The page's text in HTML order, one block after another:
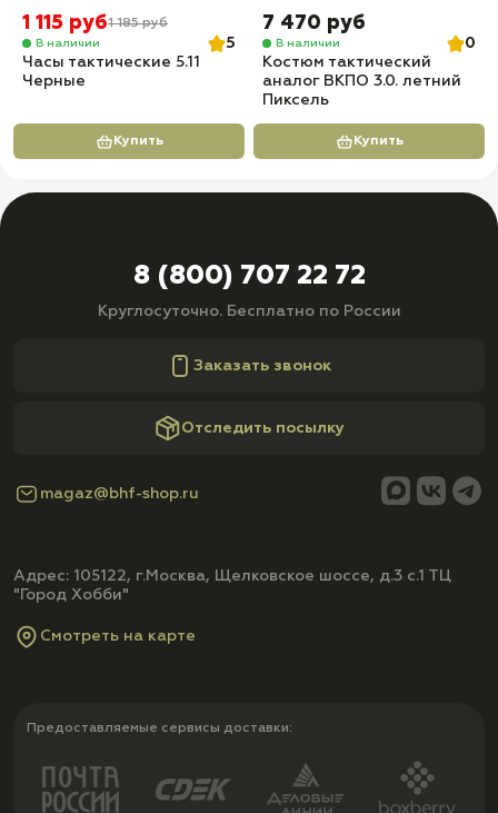
1 115 руб1 185 руб
В наличии
5
Часы тактические 5.11
Черные
Купить
7 470 руб
В наличии
0
Костюм тактический
аналог ВКПО 3.0. летний
Пиксель
Купить
8 (800) 707 22 72
Круглосуточно. Бесплатно по России
Заказать звонок
Отследить посылку
magaz@bhf-shop.ru
Адрес: 105122, г.Москва, Щелковское шоссе, д.3 с.1 ТЦ
"Город Хобби"
Смотреть на карте
Предоставляемые сервисы доставки: